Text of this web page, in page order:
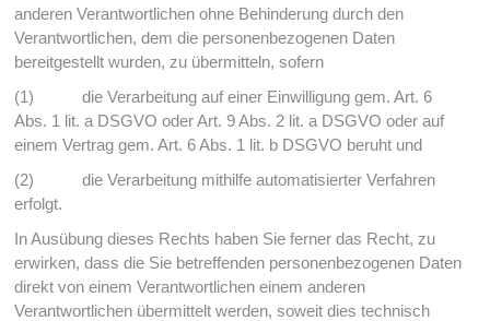
anderen Verantwortlichen ohne Behinderung durch den
Verantwortlichen, dem die personenbezogenen Daten
bereitgestellt wurden, zu übermitteln, sofern
(1) die Verarbeitung auf einer Einwilligung gem. Art. 6
Abs. 1 lit. a DSGVO oder Art. 9 Abs. 2 lit. a DSGVO oder auf
einem Vertrag gem. Art. 6 Abs. 1 lit. b DSGVO beruht und
(2) die Verarbeitung mithilfe automatisierter Verfahren
erfolgt.
In Ausübung dieses Rechts haben Sie ferner das Recht, zu
erwirken, dass die Sie betreffenden personenbezogenen Daten
direkt von einem Verantwortlichen einem anderen
Verantwortlichen übermittelt werden, soweit dies technisch